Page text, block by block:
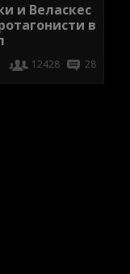
и Веласкес
в
12428 28